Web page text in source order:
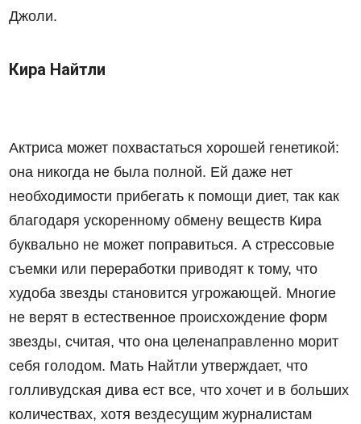
Джоли.
Кира Найтли
Актриса может похвастаться хорошей генетикой:
она никогда не была полной. Ей даже нет
необходимости прибегать к помощи диет, так как
благодаря ускоренному обмену веществ Кира
буквально не может поправиться. А стрессовые
съемки или переработки приводят к тому, что
худоба звезды становится угрожающей. Многие
не верят в естественное происхождение форм
звезды, считая, что она целенаправленно морит
себя голодом. Мать Найтли утверждает, что
голливудская дива ест все, что хочет и в больших
количествах, хотя вездесущим журналистам